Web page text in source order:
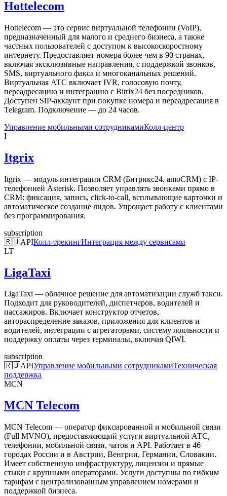
Hottelecom
Hottelecom — это сервис виртуальной телефонии (VoIP),
предназначенный для малого и среднего бизнеса, а также
частных пользователей с доступом к высокоскоростному
интернету. Предоставляет номера более чем в 90 странах,
включая эксклюзивные направления, с поддержкой звонков,
SMS, виртуального факса и многоканальных решений.
Виртуальная АТС включает IVR, голосовую почту,
переадресацию и интеграцию с Bitrix24 без посредников.
Доступен SIP-аккаунт при покупке номера и переадресация в
Telegram. Подключение — до 24 часов.
Управление мобильными сотрудникамиКолл-центр
I
Itgrix
Itgrix — модуль интеграции CRM (Битрикс24, amoCRM) с IP-
телефонией Asterisk. Позволяет управлять звонками прямо в
CRM: фиксация, запись, click-to-call, всплывающие карточки и
автоматическое создание лидов. Упрощает работу с клиентами
без программирования.
subscription
🇷🇺APIКолл-трекингИнтеграция между сервисами
LT
LigaTaxi
LigaTaxi — облачное решение для автоматизации служб такси.
Подходит для руководителей, диспетчеров, водителей и
пассажиров. Включает конструктор отчетов,
автораспределение заказов, приложения для клиентов и
водителей, интеграции с агрегаторами, систему лояльности и
поддержку оплаты через терминалы, включая QIWI.
subscription
🇷🇺APIУправление мобильными сотрудникамиТехническая
поддержка
MCN
MCN Telecom
MCN Telecom — оператор фиксированной и мобильной связи
(Full MVNO), предоставляющий услуги виртуальной АТС,
телефонии, мобильной связи, чатов и API. Работает в 46
городах России и в Австрии, Венгрии, Германии, Словакии.
Имеет собственную инфраструктуру, лицензии и прямые
стыки с крупными операторами. Услуги доступны по гибким
тарифам с централизованным управлением номерами и
поддержкой бизнеса.